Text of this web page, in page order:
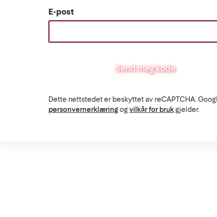
E-post
Send meg kode
Dette nettstedet er beskyttet av reCAPTCHA.
personvernerklæringogvilkår for brukgjelder.